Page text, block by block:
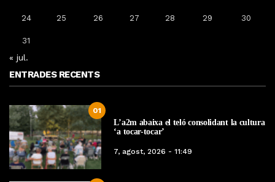
24 25 26 27 28 29 30
31
« jul.
ENTRADES RECENTS
01
L’a2m abaixa el teló consolidant la cultura
‘a tocar-tocar’
7, agost, 2026 - 11:49